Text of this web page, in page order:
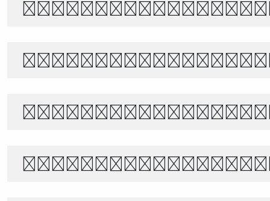
The quick brown
Белый снег тихо
あきのよの つきにさびしき をがは
世界宇宙浩瀚無垠，科技創新永無止